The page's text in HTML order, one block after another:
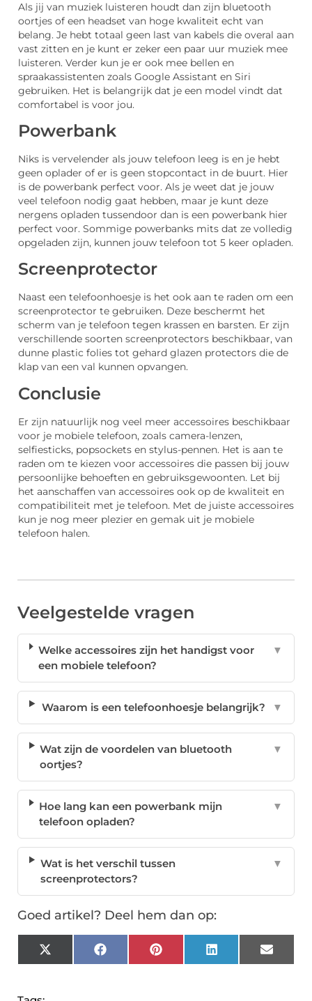
Als jij van muziek luisteren houdt dan zijn bluetooth
oortjes of een headset van hoge kwaliteit echt van
belang. Je hebt totaal geen last van kabels die overal aan
vast zitten en je kunt er zeker een paar uur muziek mee
luisteren. Verder kun je er ook mee bellen en
spraakassistenten zoals Google Assistant en Siri
gebruiken. Het is belangrijk dat je een model vindt dat
comfortabel is voor jou.
Powerbank
Niks is vervelender als jouw telefoon leeg is en je hebt
geen oplader of er is geen stopcontact in de buurt. Hier
is de powerbank perfect voor. Als je weet dat je jouw
veel telefoon nodig gaat hebben, maar je kunt deze
nergens opladen tussendoor dan is een powerbank hier
perfect voor. Sommige powerbanks mits dat ze volledig
opgeladen zijn, kunnen jouw telefoon tot 5 keer opladen.
Screenprotector
Naast een telefoonhoesje is het ook aan te raden om een
screenprotector te gebruiken. Deze beschermt het
scherm van je telefoon tegen krassen en barsten. Er zijn
verschillende soorten screenprotectors beschikbaar, van
dunne plastic folies tot gehard glazen protectors die de
klap van een val kunnen opvangen.
Conclusie
Er zijn natuurlijk nog veel meer accessoires beschikbaar
voor je mobiele telefoon, zoals camera-lenzen,
selfiesticks, popsockets en stylus-pennen. Het is aan te
raden om te kiezen voor accessoires die passen bij jouw
persoonlijke behoeften en gebruiksgewoonten. Let bij
het aanschaffen van accessoires ook op de kwaliteit en
compatibiliteit met je telefoon. Met de juiste accessoires
kun je nog meer plezier en gemak uit je mobiele
telefoon halen.
Veelgestelde vragen
Welke accessoires zijn het handigst voor
een mobiele telefoon?
▼
Waarom is een telefoonhoesje belangrijk? ▼
Wat zijn de voordelen van bluetooth
oortjes?
▼
Hoe lang kan een powerbank mijn
telefoon opladen?
▼
Wat is het verschil tussen
screenprotectors?
▼
Goed artikel? Deel hem dan op:
X
(Twitter)
FacebookPinterest LinkedIn Email